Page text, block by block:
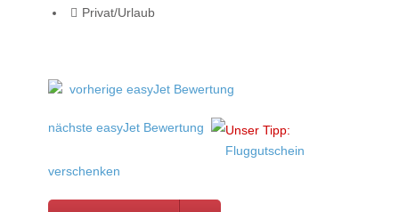
Privat/Urlaub
vorherige easyJet Bewertung
nächste easyJet Bewertung
Unser Tipp:
Fluggutschein
verschenken